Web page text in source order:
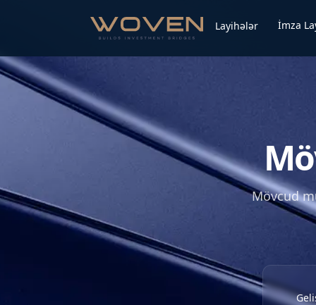
Layihələr İmza
Mövcud